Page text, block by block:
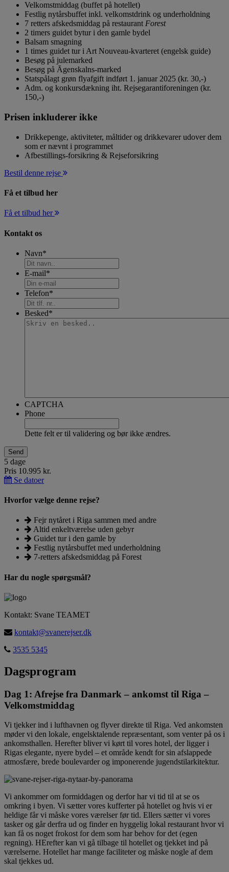
Velkomstmiddag (buffet på hotellet)
Festlig nytårsbuffet inkl. velkomstdrink og underholdning
7 retters afskedsmiddag på restaurant Forest
2 timers guidet bytur i den gamle bydel
Balsam smagning
1 times guidet tur i Art Nouveau-kvarteret (engelsk guide)
Besøg på julemarked
Besøg på Āgenskalns-marked
Statspålagt grøn flyafgift indført 1. januar 2025 (kr. 30,-)
Adm. og konkursdækning iht. Rejsegarantiforeningen (kr.
150,-)
Prisen inkluderer ikke
Drikkepenge, aktiviteter, måltider og drikkevarer udover dem
som er nævnt i programmet
Afbestillings-forsikring & Rejseforsikring
Bestil denne rejse
Få et tilbud her
Få et tilbud her
Kontakt os
Navn*
E-mail*
Telefon*
Besked*
CAPTCHA
Phone
Dette felt er til validering og bør ikke ændres.
5 dage
Pris 10.995 kr.
Se datoer
Hvorfor vælge denne rejse?
Fejr nytåret i Riga sammen med andre
Altid enkeltværelse uden gebyr
Guidet tur i den gamle by
Festlig nytårsbuffet med underholdning
7-retters afskedsmiddag på Forest
Har du nogle spørgsmål?
Kontakt: Svane TEAMET
kontakt@svanerejser.dk
3535 5345
Dagsprogram
Dag 1: Afrejse fra Danmark – ankomst til Riga –
Velkomstmiddag
Vi tjekker ind i lufthavnen og flyver direkte til Riga. Ved ankomsten
møder vi den lokale, engelsktalende repræsentant, som venter på os i
ankomsthallen. Herefter bliver vi kørt til vores hotel, der ligger i
Rigas elegante, nyere bydel – et område kendt for sin afslappede
atmosfære, brede boulevarder og imponerende jugendstilarkitektur.
Vi ankommer om formiddagen og derfor har vi tid til at se os
omkring i byen. Vi sætter vores kufferter på hotellet og hvis vi er
heldige får vi måske vores værelser før tid. Ellers sætter vi vores
tasker og går derfra ud og finder en hyggelig lokal restaurant hvor vi
kan få os noget frokost for dem som har behov for det (egen
regning). HErefter kan vi gå tilbage til hotellet og tjekket ind på
værelserne. Hotellet har mange faciliteter og måske nogle af dem
skal tjekkes ud.